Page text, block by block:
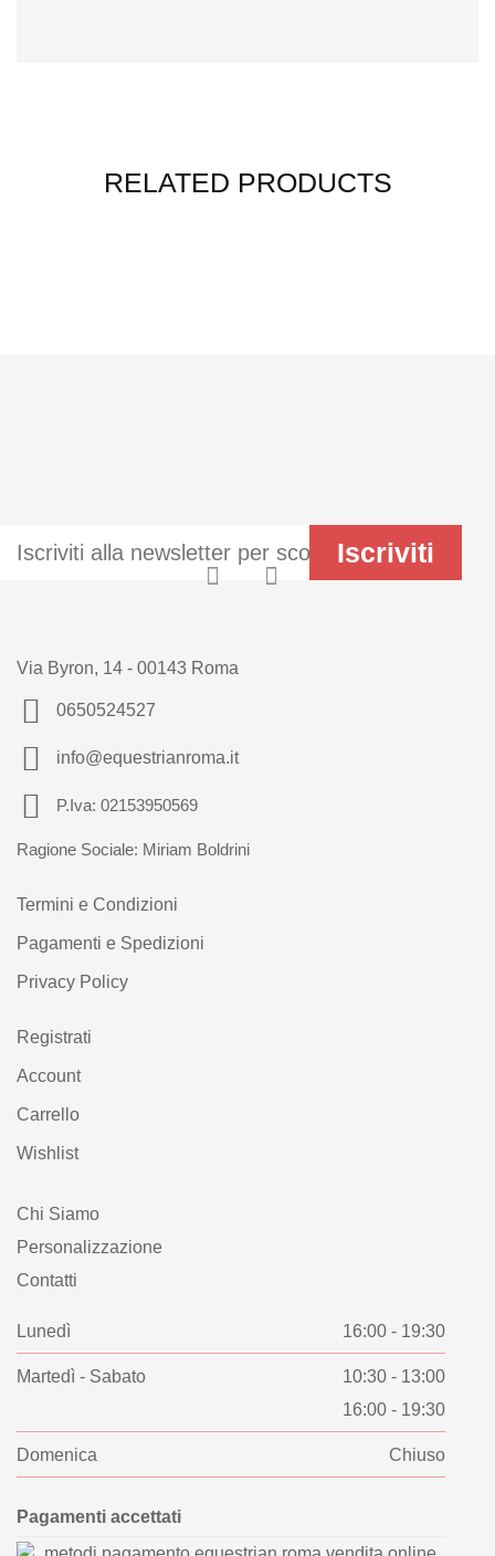
RELATED PRODUCTS
Via Byron, 14 - 00143 Roma
0650524527
info@equestrianroma.it
P.Iva: 02153950569
Ragione Sociale: Miriam Boldrini
Termini e Condizioni
Pagamenti e Spedizioni
Privacy Policy
Registrati
Account
Carrello
Wishlist
Chi Siamo
Personalizzazione
Contatti
Lunedì 16:00 - 19:30
Martedì - Sabato
10:30 - 13:00
16:00 - 19:30
Domenica Chiuso
Pagamenti accettati